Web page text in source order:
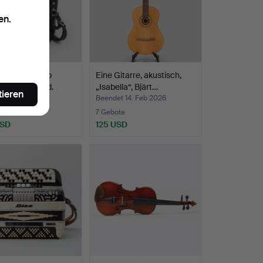
Paolo
de luxe mod.
18. Feb 2026
Eine Gitarre, akustisch,
„Isabella“, Bjärt…
Beendet 14. Feb 2026
7 Gebote
125 USD